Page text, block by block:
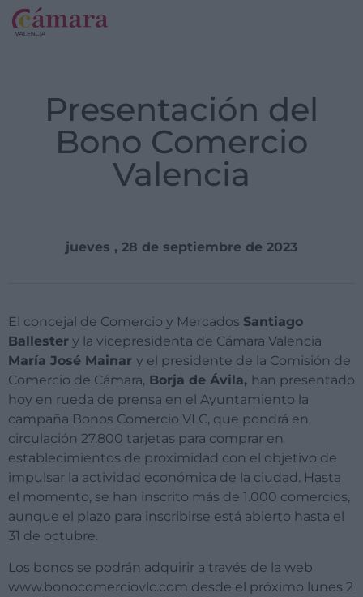
Presentación del
Bono Comercio
Valencia
jueves , 28 de septiembre de 2023
El concejal de Comercio y Mercados Santiago
Ballester y la vicepresidenta de Cámara Valencia
María José Mainar y el presidente de la Comisión de
Comercio de Cámara, Borja de Ávila, han presentado
hoy en rueda de prensa en el Ayuntamiento la
campaña Bonos Comercio VLC, que pondrá en
circulación 27.800 tarjetas para comprar en
establecimientos de proximidad con el objetivo de
impulsar la actividad económica de la ciudad. Hasta
el momento, se han inscrito más de 1.000 comercios,
aunque el plazo para inscribirse está abierto hasta el
31 de octubre.
Los bonos se podrán adquirir a través de la web
www.bonocomerciovlc.com desde el próximo lunes 2